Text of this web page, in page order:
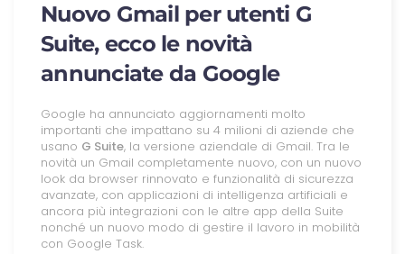
Nuovo Gmail per utenti G
Suite, ecco le novità
annunciate da Google
Google ha annunciato aggiornamenti molto
importanti che impattano su 4 milioni di aziende che
usano G Suite, la versione aziendale di Gmail. Tra le
novità un Gmail completamente nuovo, con un nuovo
look da browser rinnovato e funzionalità di sicurezza
avanzate, con applicazioni di intelligenza artificiali e
ancora più integrazioni con le altre app della Suite
nonché un nuovo modo di gestire il lavoro in mobilità
con Google Task.